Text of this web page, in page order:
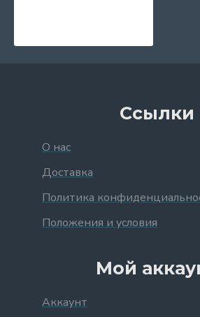
Ссылки
О нас
Доставка
Политика
Положения и условия
Мой
Аккаунт